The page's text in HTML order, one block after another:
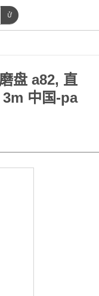
盘 a82, 直
中国-pa